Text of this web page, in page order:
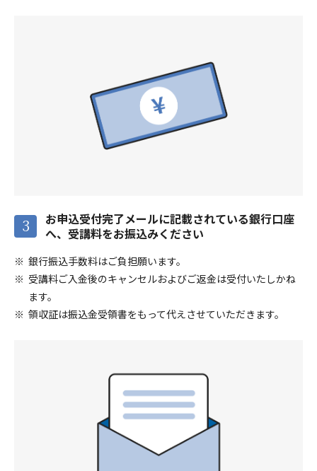
3
お申込受付完了メールに記載されている銀行口座
へ、受講料をお振込みください
銀行振込手数料はご負担願います。
受講料ご入金後のキャンセルおよびご返金は受付いたしかね
ます。
領収証は振込金受領書をもって代えさせていただきます。